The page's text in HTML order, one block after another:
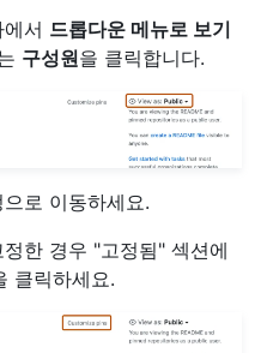
서 드롭다운 메뉴로 보기
구성원을 클릭합니다.
로 이동하세요.
한 경우 "고정됨" 섹션에
클릭하세요.